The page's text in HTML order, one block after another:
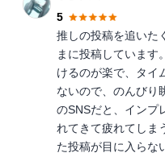
5
推しの投稿を追いた
まに投稿しています
けるのが楽で、タイ
ないので、のんびり
のSNSだと、インプ
れてきて疲れてしま
た投稿が目に入らな